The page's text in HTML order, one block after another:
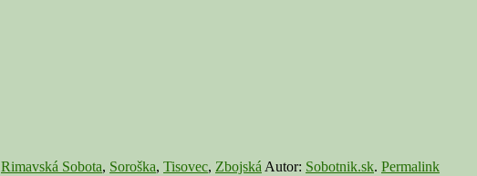
Rimavská Sobota, Soroška, Tisovec, Zbojská Autor: Sobotnik.sk. Permalink